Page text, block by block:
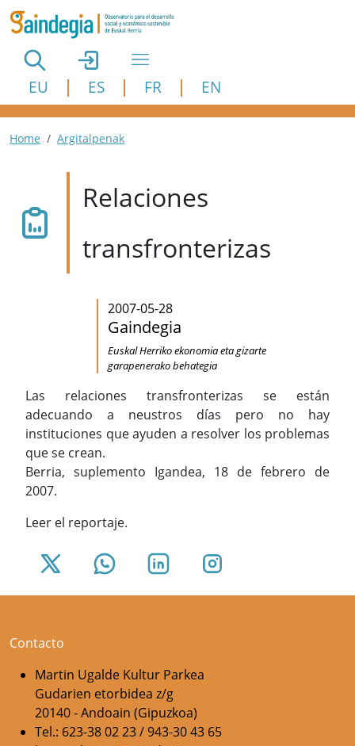
Pasar al contenido principal
EU ES FR EN
Ruta de navegación
Home Argitalpenak
Relaciones
transfronterizas
2007-05-28
Gaindegia
Euskal Herriko ekonomia eta gizarte
garapenerako behategia
Las relaciones transfronterizas se están
adecuando a neustros días pero no hay
instituciones que ayuden a resolver los problemas
que se crean.
Berria, suplemento Igandea, 18 de febrero de
2007.
Leer el reportaje.
Contacto
Martin Ugalde Kultur Parkea
Gudarien etorbidea z/g
20140 - Andoain (Gipuzkoa)
Tel.: 623-38 02 23 / 943-30 43 65